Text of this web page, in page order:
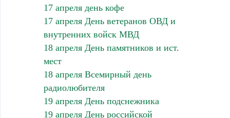
17 апреля день кофе
17 апреля День ветеранов ОВД и
внутренних войск МВД
18 апреля День памятников и ист.
мест
18 апреля Всемирный день
радиолюбителя
19 апреля День подснежника
19 апреля День российской